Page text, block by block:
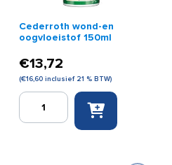
Cederroth wond-en
oogvloeistof 150ml
€13,72
(€16,60 inclusief 21 % BTW)
Cederroth
wond-